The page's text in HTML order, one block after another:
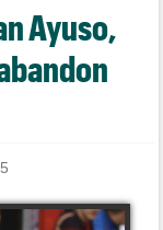
Ayuso,